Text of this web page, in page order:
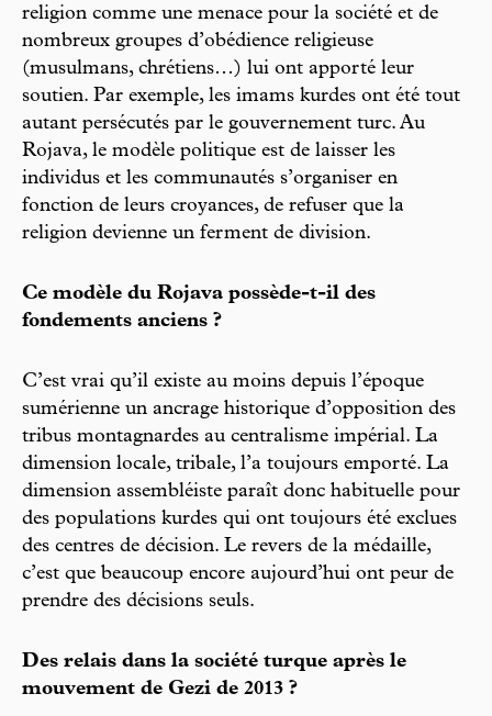
religion comme une menace pour la société et de
nombreux groupes d’obédience religieuse
(musulmans, chrétiens…) lui ont apporté leur
soutien. Par exemple, les imams kurdes ont été tout
autant persécutés par le gouvernement turc. Au
Rojava, le modèle politique est de laisser les
individus et les communautés s’organiser en
fonction de leurs croyances, de refuser que la
religion devienne un ferment de division.
Ce modèle du Rojava possède-t-il des
fondements anciens ?
C’est vrai qu’il existe au moins depuis l’époque
sumérienne un ancrage historique d’opposition des
tribus montagnardes au centralisme impérial. La
dimension locale, tribale, l’a toujours emporté. La
dimension assembléiste paraît donc habituelle pour
des populations kurdes qui ont toujours été exclues
des centres de décision. Le revers de la médaille,
c’est que beaucoup encore aujourd’hui ont peur de
prendre des décisions seuls.
Des relais dans la société turque après le
mouvement de Gezi de 2013 ?